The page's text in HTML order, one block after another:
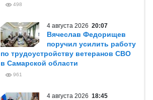
498
4 августа 2026 20:07
Вячеслав Федорищев
поручил усилить работу
по трудоустройству ветеранов СВО
в Самарской области
961
4 августа 2026 18:45